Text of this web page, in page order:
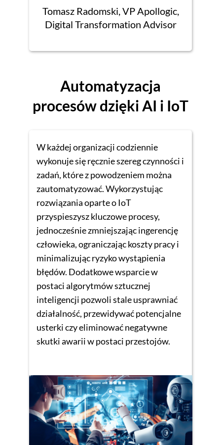
Tomasz Radomski, VP Apollogic,
Digital Transformation Advisor
Automatyzacja
procesów dzięki AI i IoT
W każdej organizacji codziennie
wykonuje się ręcznie szereg czynności i
zadań, które z powodzeniem można
zautomatyzować. Wykorzystując
rozwiązania oparte o IoT
przyspieszysz kluczowe procesy,
jednocześnie zmniejszając ingerencję
człowieka, ograniczając koszty pracy i
minimalizując ryzyko wystąpienia
błędów. Dodatkowe wsparcie w
postaci algorytmów sztucznej
inteligencji pozwoli stale usprawniać
działalność, przewidywać potencjalne
usterki czy eliminować negatywne
skutki awarii w postaci przestojów.